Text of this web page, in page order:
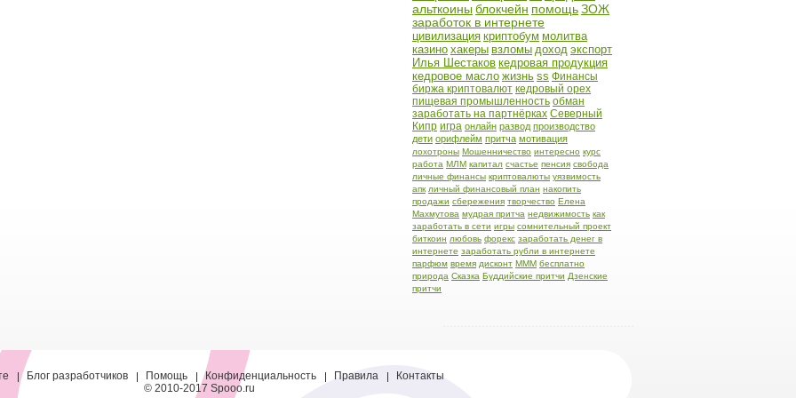
альткоины блокчейн помощь ЗОЖ
заработок в интернете
цивилизация криптобум молитва
казино хакеры взломы доход экспорт
Илья Шестаков кедровая продукция
кедровое масло жизнь ss Финансы
биржа криптовалют кедровый орех
пищевая промышленность обман
заработать на партнёрках Северный
Кипр игра онлайн развод производство
дети орифлейм притча мотивация
лохотроны Мошенничество интересно курс
работа МЛМ капитал счастье пенсия свобода
личные финансы криптовалюты уязвимость
апк личный финансовый план накопить
продажи сбережения творчество Елена
Махмутова мудрая притча недвижимость как
заработать в сети игры сомнительный проект
биткоин любовь форекс заработать денег в
интернете заработать рубли в интернете
парфюм время дисконт МММ бесплатно
природа Сказка Буддийские притчи Дзенские
притчи
Блог разработчиков Помощь Конфиденциальность Правила
Контакты
© 2010-2017 Spooo.ru